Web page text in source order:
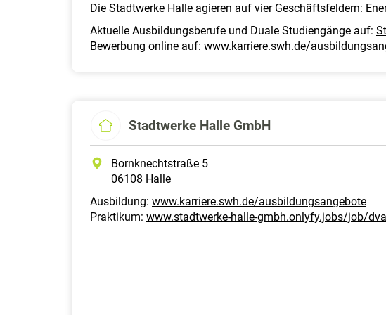
Die Stadtwerke Halle agieren auf vier Geschäftsfeldern:
Aktuelle Ausbildungsberufe und Duale Studiengänge auf:
Bewerbung online auf: www.karriere.swh.de/
Stadtwerke Halle GmbH
Bornknechtstraße 5
06108 Halle
Ausbildung: www.karriere.swh.de/ausbildungsangebote
Praktikum: www.stadtwerke-halle-gmbh.onlyfy.jobs/job/